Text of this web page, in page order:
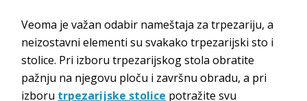
Veoma je važan odabir nameštaja za trpezariju, a
neizostavni elementi su svakako trpezarijski sto i
stolice. Pri izboru trpezarijskog stola obratite
pažnju na njegovu ploču i završnu obradu, a pri
izboru trpezarijske stolice potražite svu